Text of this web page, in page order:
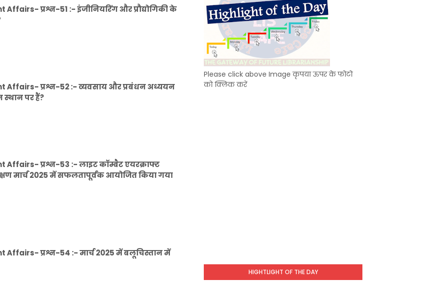
प्रश्न-51 :- इंजीनियरिंग और प्रौद्योगिकी के
Affairs- प्रश्न-52 :- व्यवसाय और प्रबंधन अध्ययन
स्थान पर हैं?
प्रश्न-53 :- लाइट कॉम्बैट एयरक्राफ्ट
मार्च 2025 में सफलतापूर्वक आयोजित किया गया
प्रश्न-54 :- मार्च 2025 में बलूचिस्तान में
Please click above Image कृपया ऊपर के फोटो
को क्लिक करें
HIGHTLIGHT OF THE DAY